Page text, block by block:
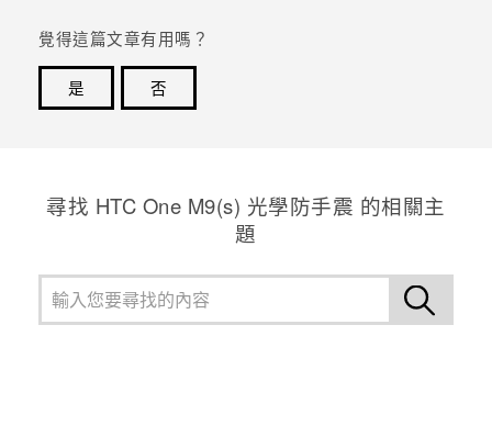
覺得這篇文章有用嗎？
是
否
尋找 HTC One M9(s) 光學防手震 的相關主
題